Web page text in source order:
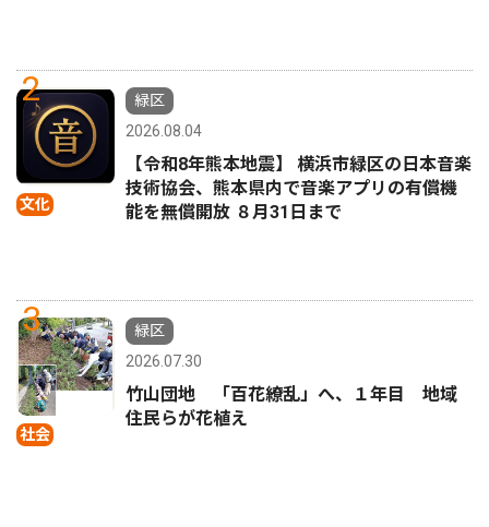
2
文化
緑区
2026.08.04
【令和8年熊本地震】 横浜市緑区の日本音楽
技術協会、熊本県内で音楽アプリの有償機
能を無償開放 ８月31日まで
3
社会
緑区
2026.07.30
竹山団地 「百花繚乱」へ、１年目 地域
住民らが花植え